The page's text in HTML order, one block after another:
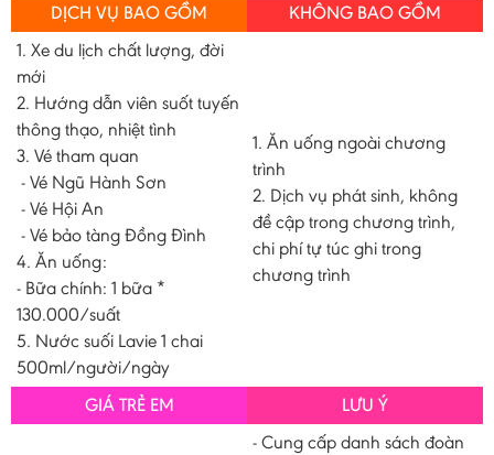
DỊCH VỤ BAO GỒM
KHÔNG BAO GỒM
1. Xe du lịch chất lượng, đời
mới
2. Hướng dẫn viên suốt tuyến
thông thạo, nhiệt tình
3. Vé tham quan
- Vé Ngũ Hành Sơn
- Vé Hội An
- Vé bảo tàng Đồng Đình
4. Ăn uống:
- Bữa chính: 1 bữa *
130.000/suất
5. Nước suối Lavie 1 chai
500ml/người/ngày
1. Ăn uống ngoài chương
trình
2. Dịch vụ phát sinh, không
đề cập trong chương trình,
chi phí tự túc ghi trong
chương trình
GIÁ TRẺ EM LƯU Ý
- Cung cấp danh sách đoàn